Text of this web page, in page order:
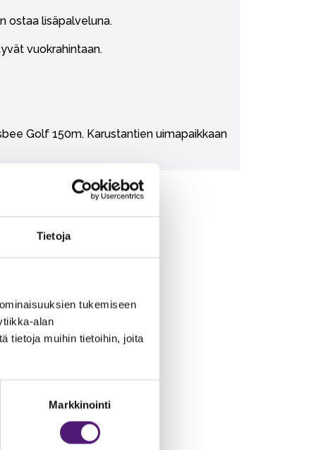
Tietoja
tukemiseen
alan
tietoja muihin tietoihin, joita
Markkinointi
ostaa lisäpalveluna.
vuokrahintaan.
Golf 150m. Karustantien uimapaikkaan